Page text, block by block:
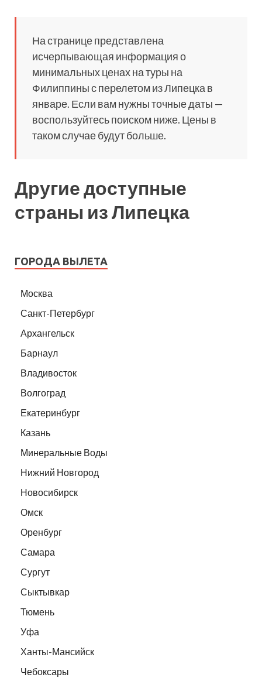
На странице представлена
исчерпывающая информация о
минимальных ценах на туры на
Филиппины с перелетом из Липецка в
январе. Если вам нужны точные даты —
воспользуйтесь поиском ниже. Цены в
таком случае будут больше.
Другие доступные
страны из Липецка
ГОРОДА ВЫЛЕТА
Москва
Санкт-Петербург
Архангельск
Барнаул
Владивосток
Волгоград
Екатеринбург
Казань
Минеральные Воды
Нижний Новгород
Новосибирск
Омск
Оренбург
Самара
Сургут
Сыктывкар
Тюмень
Уфа
Ханты-Мансийск
Чебоксары